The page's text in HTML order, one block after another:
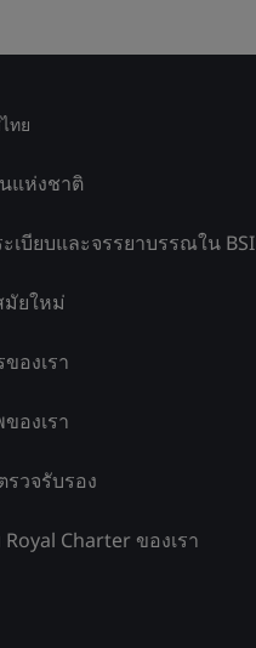
ทย
แห่งชาติ
เบียบและจรรยาบรรณใน BSI
มัยใหม่
องเรา
องเรา
วจรับรอง
Charter ของเรา